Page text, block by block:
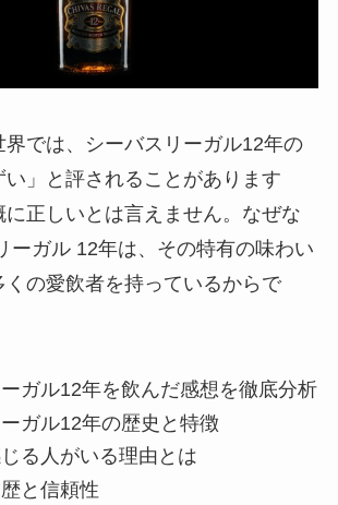
界では、シーバスリーガル12年の
」と評されることがあります
に正しいとは言えません。なぜな
ーガル 12年は、その特有の味わい
くの愛飲者を持っているからで
ガル12年を飲んだ感想を徹底分析
ガル12年の歴史と特徴
る人がいる理由とは
と信頼性